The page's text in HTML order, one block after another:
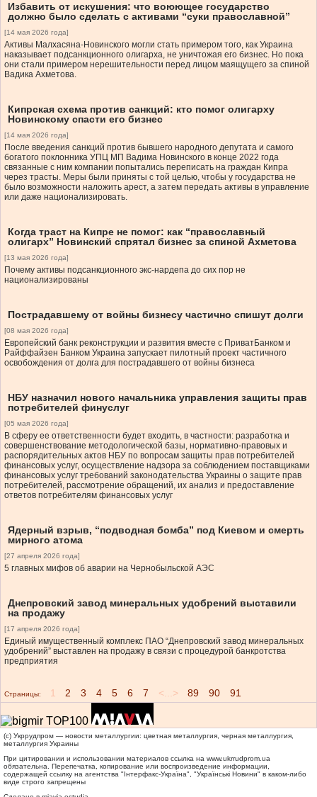
Избавить от искушения: что воюющее государство
должно было сделать с активами “суки православной”
[14 мая 2026 года]
Активы Малхасяна-Новинского могли стать примером того, как Украина
наказывает подсанкционного олигарха, не уничтожая его бизнес. Но пока
они стали примером нерешительности перед лицом маящущего за спиной
Вадика Ахметова.
Кипрская схема против санкций: кто помог олигарху
Новинскому спасти его бизнес
[14 мая 2026 года]
После введения санкций против бывшего народного депутата и самого
богатого поклонника УПЦ МП Вадима Новинского в конце 2022 года
связанные с ним компании попытались переписать на граждан Кипра
через трасты. Меры были приняты с той целью, чтобы у государства не
было возможности наложить арест, а затем передать активы в управление
или даже национализировать.
Когда траст на Кипре не помог: как “православный
олигарх” Новинский спрятал бизнес за спиной Ахметова
[13 мая 2026 года]
Почему активы подсанкционного экс-нардепа до сих пор не
национализированы
Пострадавшему от войны бизнесу частично спишут долги
[08 мая 2026 года]
Европейский банк реконструкции и развития вместе с ПриватБанком и
Райффайзен Банком Украина запускает пилотный проект частичного
освобождения от долга для пострадавшего от войны бизнеса
НБУ назначил нового начальника управления защиты прав
потребителей финуслуг
[05 мая 2026 года]
В сферу ее ответственности будет входить, в частности: разработка и
совершенствование методологической базы, нормативно-правовых и
распорядительных актов НБУ по вопросам защиты прав потребителей
финансовых услуг, осуществление надзора за соблюдением поставщиками
финансовых услуг требований законодательства Украины о защите прав
потребителей, рассмотрение обращений, их анализ и предоставление
ответов потребителям финансовых услуг
Ядерный взрыв, “подводная бомба” под Киевом и смерть
мирного атома
[27 апреля 2026 года]
5 главных мифов об аварии на Чернобыльской АЭС
Днепровский завод минеральных удобрений выставили
на продажу
[17 апреля 2026 года]
Единый имущественный комплекс ПАО “Днепровский завод минеральных
удобрений” выставлен на продажу в связи с процедурой банкротства
предприятия
Страницы: 1 2 3 4 5 6 7 <...> 89 90 91
(c) Укррудпром — новости металлургии: цветная металлургия, черная металлургия,
металлургия Украины
При цитировании и использовании материалов ссылка на www.ukrrudprom.ua
обязательна. Перепечатка, копирование или воспроизведение информации,
содержащей ссылку на агентства "Iнтерфакс-Україна", "Українськi Новини" в каком-либо
виде строго запрещены